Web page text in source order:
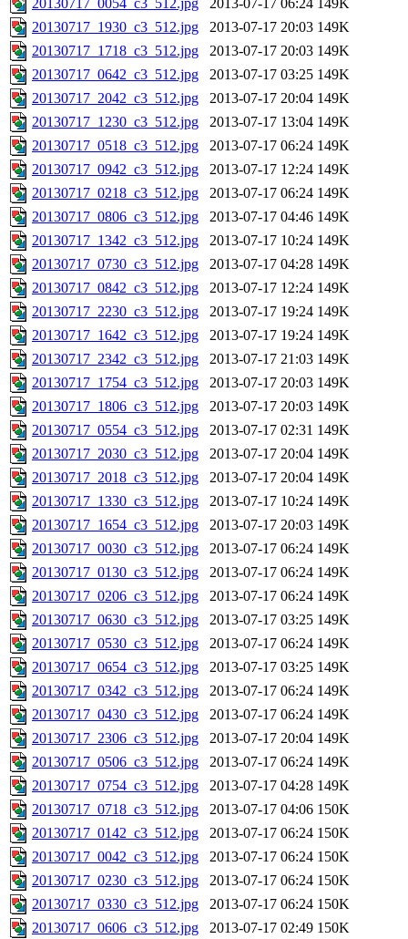
20130717_0054_c3_512.jpg
2013-07-17 06:24 149K
20130717_1930_c3_512.jpg
2013-07-17 20:03 149K
20130717_1718_c3_512.jpg
2013-07-17 20:03 149K
20130717_0642_c3_512.jpg
2013-07-17 03:25 149K
20130717_2042_c3_512.jpg
2013-07-17 20:04 149K
20130717_1230_c3_512.jpg
2013-07-17 13:04 149K
20130717_0518_c3_512.jpg
2013-07-17 06:24 149K
20130717_0942_c3_512.jpg
2013-07-17 12:24 149K
20130717_0218_c3_512.jpg
2013-07-17 06:24 149K
20130717_0806_c3_512.jpg
2013-07-17 04:46 149K
20130717_1342_c3_512.jpg
2013-07-17 10:24 149K
20130717_0730_c3_512.jpg
2013-07-17 04:28 149K
20130717_0842_c3_512.jpg
2013-07-17 12:24 149K
20130717_2230_c3_512.jpg
2013-07-17 19:24 149K
20130717_1642_c3_512.jpg
2013-07-17 19:24 149K
20130717_2342_c3_512.jpg
2013-07-17 21:03 149K
20130717_1754_c3_512.jpg
2013-07-17 20:03 149K
20130717_1806_c3_512.jpg
2013-07-17 20:03 149K
20130717_0554_c3_512.jpg
2013-07-17 02:31 149K
20130717_2030_c3_512.jpg
2013-07-17 20:04 149K
20130717_2018_c3_512.jpg
2013-07-17 20:04 149K
20130717_1330_c3_512.jpg
2013-07-17 10:24 149K
20130717_1654_c3_512.jpg
2013-07-17 20:03 149K
20130717_0030_c3_512.jpg
2013-07-17 06:24 149K
20130717_0130_c3_512.jpg
2013-07-17 06:24 149K
20130717_0206_c3_512.jpg
2013-07-17 06:24 149K
20130717_0630_c3_512.jpg
2013-07-17 03:25 149K
20130717_0530_c3_512.jpg
2013-07-17 06:24 149K
20130717_0654_c3_512.jpg
2013-07-17 03:25 149K
20130717_0342_c3_512.jpg
2013-07-17 06:24 149K
20130717_0430_c3_512.jpg
2013-07-17 06:24 149K
20130717_2306_c3_512.jpg
2013-07-17 20:04 149K
20130717_0506_c3_512.jpg
2013-07-17 06:24 149K
20130717_0754_c3_512.jpg
2013-07-17 04:28 149K
20130717_0718_c3_512.jpg
2013-07-17 04:06 150K
20130717_0142_c3_512.jpg
2013-07-17 06:24 150K
20130717_0042_c3_512.jpg
2013-07-17 06:24 150K
20130717_0230_c3_512.jpg
2013-07-17 06:24 150K
20130717_0330_c3_512.jpg
2013-07-17 06:24 150K
20130717_0606_c3_512.jpg
2013-07-17 02:49 150K